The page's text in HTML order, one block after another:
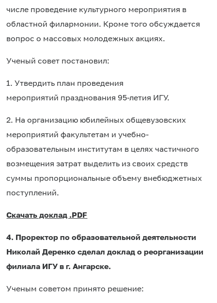
числе проведение культурного мероприятия в
областной филармонии. Кроме того обсуждается
вопрос о массовых молодежных акциях.
Ученый совет постановил:
1. Утвердить план проведения
мероприятий празднования 95-летия ИГУ.
2. На организацию юбилейных общевузовских
мероприятий факультетам и учебно-
образовательным институтам в целях частичного
возмещения затрат выделить из своих средств
суммы пропорциональные объему внебюджетных
поступлений.
Скачать доклад .PDF
4. Проректор по образовательной деятельности
Николай Деренко сделал доклад о реорганизации
филиала ИГУ в г. Ангарске.
Ученым советом принято решение: